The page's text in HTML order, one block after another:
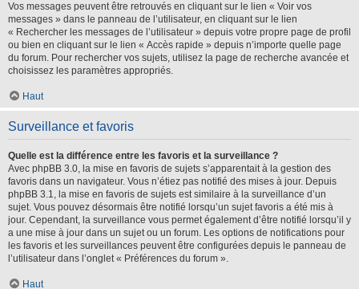
Vos messages peuvent être retrouvés en cliquant sur le lien « Voir vos
messages » dans le panneau de l’utilisateur, en cliquant sur le lien
« Rechercher les messages de l’utilisateur » depuis votre propre page de profil
ou bien en cliquant sur le lien « Accès rapide » depuis n’importe quelle page
du forum. Pour rechercher vos sujets, utilisez la page de recherche avancée et
choisissez les paramètres appropriés.
Haut
Surveillance et favoris
Quelle est la différence entre les favoris et la surveillance ?
Avec phpBB 3.0, la mise en favoris de sujets s’apparentait à la gestion des
favoris dans un navigateur. Vous n’étiez pas notifié des mises à jour. Depuis
phpBB 3.1, la mise en favoris de sujets est similaire à la surveillance d’un
sujet. Vous pouvez désormais être notifié lorsqu’un sujet favoris a été mis à
jour. Cependant, la surveillance vous permet également d’être notifié lorsqu’il y
a une mise à jour dans un sujet ou un forum. Les options de notifications pour
les favoris et les surveillances peuvent être configurées depuis le panneau de
l’utilisateur dans l’onglet « Préférences du forum ».
Haut